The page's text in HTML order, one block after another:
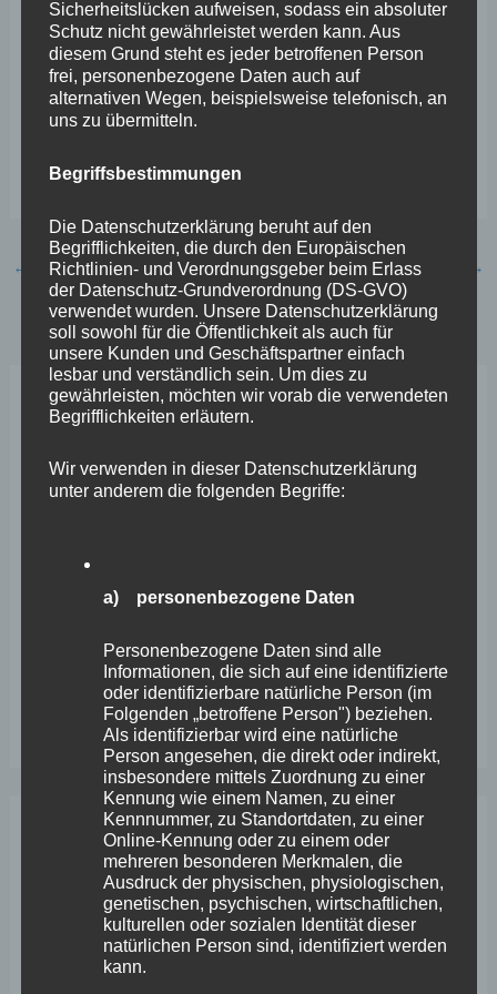
können.“
„Es bleibt nun zu untersuchen, wer in Land und
Landkreis konkret für die eingegangene
Wettereinschätzung zuständig war und warum
früher und klarer gewarnt wurde.“
← Vorheriger Beitrag Nächster Beitrag →
Neueste Beiträge
Wefelscheid lehnt Verfassungsänderung ab
Sanierung des Sportplatzes
Engstelle in Aachener Straße – Wefelscheid: „Rübenach
Wefelscheid besichtigt Fort Konstantin
Wefelscheid bei 3-jährigem Jubiläum von Particura
April 2026
März 2026
Sicherheitslücken aufweisen, sodass ein absoluter
Schutz nicht gewährleistet werden kann. Aus
diesem Grund steht es jeder betroffenen Person
frei, personenbezogene Daten auch auf
alternativen Wegen, beispielsweise telefonisch, an
uns zu übermitteln.
Begriffsbestimmungen
Die Datenschutzerklärung beruht auf den
Begrifflichkeiten, die durch den Europäischen
Richtlinien- und Verordnungsgeber beim Erlass
der Datenschutz-Grundverordnung (DS-GVO)
verwendet wurden. Unsere Datenschutzerklärung
soll sowohl für die Öffentlichkeit als auch für
unsere Kunden und Geschäftspartner einfach
lesbar und verständlich sein. Um dies zu
gewährleisten, möchten wir vorab die verwendeten
Begrifflichkeiten erläutern.
Wir verwenden in dieser Datenschutzerklärung
unter anderem die folgenden Begriffe:
a) personenbezogene Daten
Personenbezogene Daten sind alle
Informationen, die sich auf eine identifizierte
oder identifizierbare natürliche Person (im
Folgenden „betroffene Person") beziehen.
Als identifizierbar wird eine natürliche
Person angesehen, die direkt oder indirekt,
insbesondere mittels Zuordnung zu einer
Kennung wie einem Namen, zu einer
Kennnummer, zu Standortdaten, zu einer
Online-Kennung oder zu einem oder
mehreren besonderen Merkmalen, die
Ausdruck der physischen, physiologischen,
genetischen, psychischen, wirtschaftlichen,
kulturellen oder sozialen Identität dieser
natürlichen Person sind, identifiziert werden
kann.